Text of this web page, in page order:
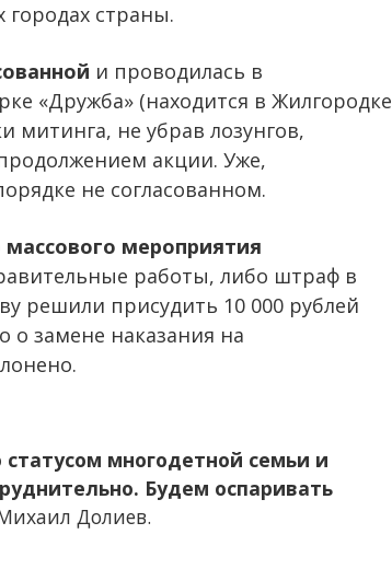
страны.
и проводилась в
«Дружба» (находится в Жилгородке
митинга, не убрав лозунгов,
акции. Уже,
не согласованном.
мероприятия
работы, либо штраф в
решили присудить 10 000 рублей
о замене наказания на
многодетной семьи и
Будем оспаривать
Долиев.